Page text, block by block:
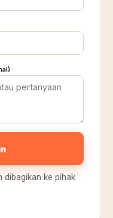
dibagikan ke pihak